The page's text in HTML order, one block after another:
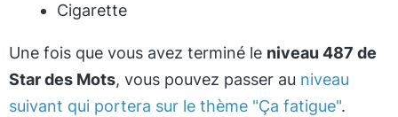
Cigarette
Une fois que vous avez terminé le niveau 487 de
Star des Mots, vous pouvez passer au niveau
suivant qui portera sur le thème "Ça fatigue".